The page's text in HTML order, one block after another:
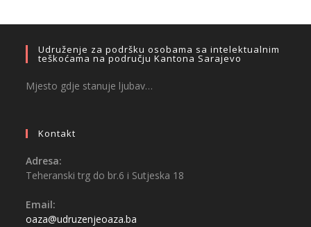
Udruženje za podršku osobama sa intelektualnim
teškoćama na području Kantona Sarajevo
Mjesto gdje stanuje ljubav…
Kontakt
Adresa:
Teheranski trg do br.6 i Sutjeska 18
Email:
oaza@udruzenjeoaza.ba